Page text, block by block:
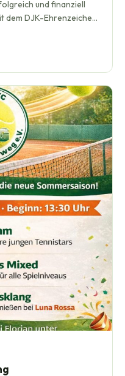
und finanziell
dem DJK-Ehrenzeichen